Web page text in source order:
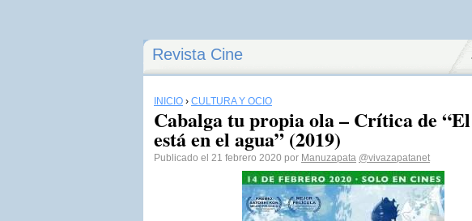
Revista Cine
INICIO › CULTURA Y OCIO
Cabalga tu propia ola – Crítica de
está en el agua” (2019)
Publicado el 21 febrero 2020 por Manuzapata @vivazapatanet